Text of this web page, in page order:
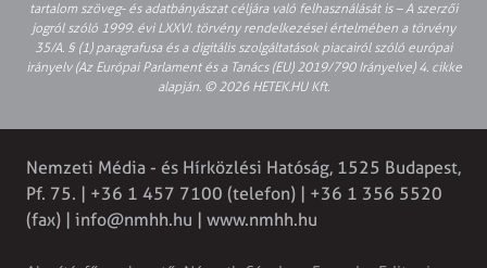
tartalom szöveg- és adatbányászat céljára való felhasználását is – A szerzői
jogról szóló 1999. évi LXXVI. törvény rendelkezései értelmében a törvény
35/A. § (1) paragrafusa és a digitális szolgáltatások piacairól szóló európai
irányelv (Az Európai Parlament és a Tanács (EU) 2019/790 Irányelve) 4. cikke
alapján. © 2026 HETEK.HU Kft.
Nemzeti Média - és Hírközlési Hatóság, 1525 Budapest,
Pf. 75. | +36 1 457 7100 (telefon) | +36 1 356 5520
(fax) | info@nmhh.hu | www.nmhh.hu